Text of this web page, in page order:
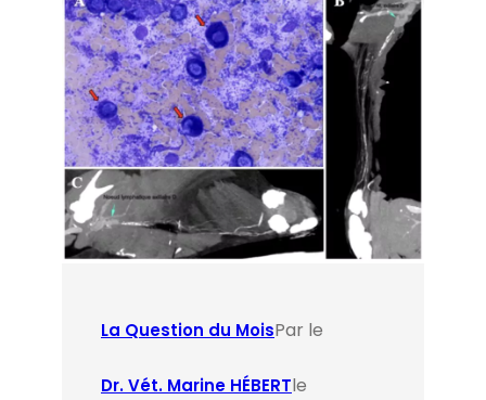
La Question du MoisPar le
Dr. Vét. Marine HÉBERTle